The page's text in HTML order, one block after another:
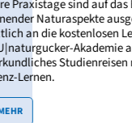
Die
NABU-
Herzstück